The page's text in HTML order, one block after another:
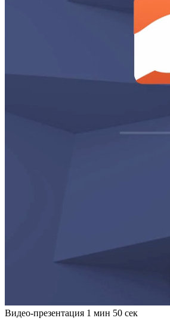
Видео-презентация 1 мин 50 сек